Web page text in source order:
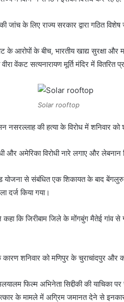
जांच के लिए राज्य सरकार द्वारा गठित
के आरोपों के बीच, भारतीय खाद्य
वेंकट सत्यनारायण मूर्ति मंदिर में वितरित
Solar rooftop
नसरल्लाह की हत्या के विरोध में शनिवार
और अमेरिका विरोधी नारे लगाए और
योजना से संबंधित एक शिकायत के बाद
दर्ज किया गया।
कहा कि जिरीबाम जिले के मोंगबुंग मैतेई
शनिवार को मणिपुर के चुराचांदपुर और
फिल्म अभिनेता सिद्दीकी की
के मामले में अग्रिम जमानत देने से